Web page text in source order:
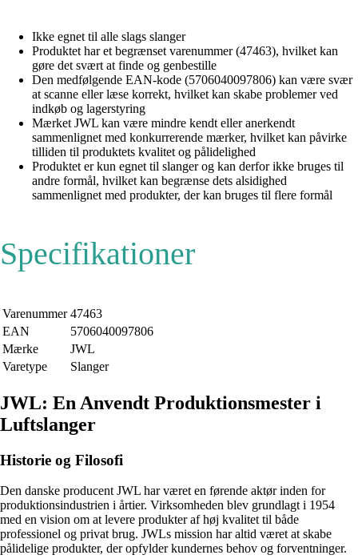
Ikke egnet til alle slags slanger
Produktet har et begrænset varenummer (47463), hvilket kan
gøre det svært at finde og genbestille
Den medfølgende EAN-kode (5706040097806) kan være svær
at scanne eller læse korrekt, hvilket kan skabe problemer ved
indkøb og lagerstyring
Mærket JWL kan være mindre kendt eller anerkendt
sammenlignet med konkurrerende mærker, hvilket kan påvirke
tilliden til produktets kvalitet og pålidelighed
Produktet er kun egnet til slanger og kan derfor ikke bruges til
andre formål, hvilket kan begrænse dets alsidighed
sammenlignet med produkter, der kan bruges til flere formål
Specifikationer
Varenummer 47463
EAN
5706040097806
Mærke
JWL
Varetype
Slanger
JWL: En Anvendt Produktionsmester i
Luftslanger
Historie og Filosofi
Den danske producent JWL har været en førende aktør inden for
produktionsindustrien i årtier. Virksomheden blev grundlagt i 1954
med en vision om at levere produkter af høj kvalitet til både
professionel og privat brug. JWLs mission har altid været at skabe
pålidelige produkter, der opfylder kundernes behov og forventninger.